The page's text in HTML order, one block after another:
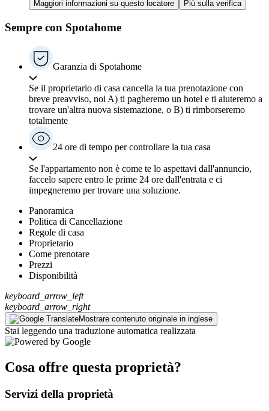
Maggiori informazioni su questo locatore Più sulla verifica
Sempre con Spotahome
Garanzia di Spotahome
Se il proprietario di casa cancella la tua prenotazione con
breve preavviso, noi A) ti pagheremo un hotel e ti aiuteremo a
trovare un'altra nuova sistemazione, o B) ti rimborseremo
totalmente
24 ore di tempo per controllare la tua casa
Se l'appartamento non è come te lo aspettavi dall'annuncio,
faccelo sapere entro le prime 24 ore dall'entrata e ci
impegneremo per trovare una soluzione.
Panoramica
Politica di Cancellazione
Regole di casa
Proprietario
Come prenotare
Prezzi
Disponibilità
keyboard_arrow_left
keyboard_arrow_right
Mostrare contenuto originale in inglese
Stai leggendo una traduzione automatica realizzata
Cosa offre questa proprietà?
Servizi della proprietà